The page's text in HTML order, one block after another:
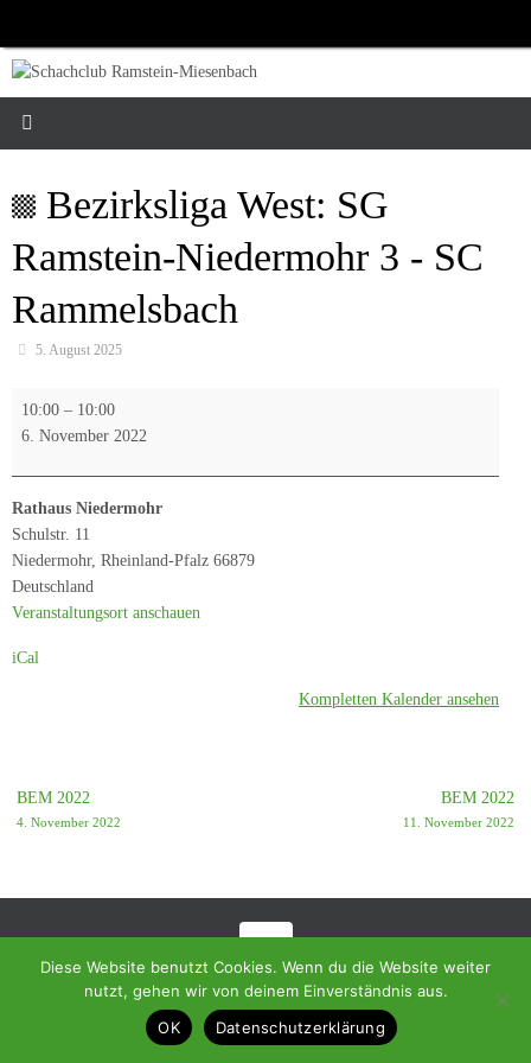
springen
Bezirksliga West: SG
Ramstein-Niedermohr 3 - SC
Rammelsbach
5. August 2025
Bezirksliga
West:
Ramstein-
Niedermohr
3
-
SC
Rammelsbach
10:00 – 10:00
6. November 2022
Rathaus Niedermohr
Schulstr. 11
Niedermohr, Rheinland-Pfalz 66879
Deutschland
Veranstaltungsort anschauen
iCal
Kompletten Kalender ansehen
BEM 2022
4. November 2022
BEM 2022
11. November 2022
Präsentiert von Tempera
Diese Website benutzt Cookies. Wenn du die Website weiter
nutzt, gehen wir von deinem Einverständnis aus.
OK
Datenschutzerklärung